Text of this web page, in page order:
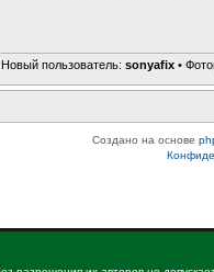
пользователь: sonyafix•
Создано на основе